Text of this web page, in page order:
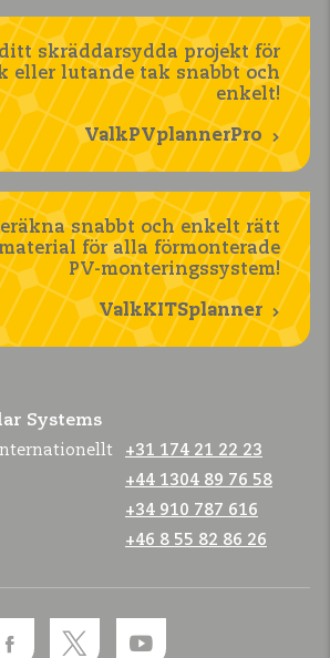
skräddarsydda projekt för
eller lutande tak snabbt och
enkelt!
ValkPVplannerPro
snabbt och enkelt rätt
för alla förmonterade
PV-monteringssystem!
ValkKITSplanner
Systems
+31 174 21 22 23
+44 1304 89 76 58
+34 910 787 616
+46 8 55 82 86 26